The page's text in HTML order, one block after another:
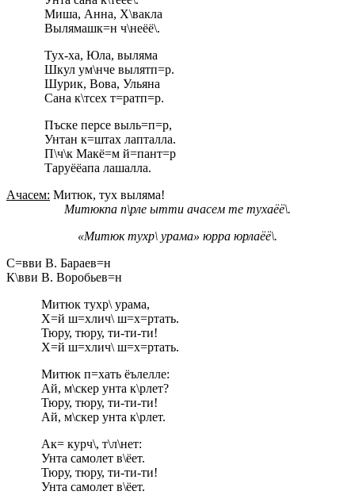
Миша, Анна, Х\вакла
Вылямашк=н ч\неёё\.
Тух-ха, Юла, выляма
Шкул ум\нче вылятп=р.
Шурик, Вова, Ульяна
Сана к\тсех т=ратп=р.
Пъске персе выль=п=р,
Унтан к=штах лапталла.
П\ч\к Макё=м й=пант=р
Таруёёапа лашалла.
Ачасем: Митюк, тух выляма!
Митюкпа п\рле ытти ачасем те тухаёё\.
«Митюк тухр\ урама» юрра юрлаёё\.
С=вви В. Бараев=н
К\вви В. Воробьев=н
Митюк тухр\ урама,
Х=й ш=хлич\ ш=х=ртать.
Тюру, тюру, ти-ти-ти!
Х=й ш=хлич\ ш=х=ртать.
Митюк п=хать ёълелле:
Ай, м\скер унта к\рлет?
Тюру, тюру, ти-ти-ти!
Ай, м\скер унта к\рлет.
Ак= курч\, т\л\нет:
Унта самолет в\ёет.
Тюру, тюру, ти-ти-ти!
Унта самолет в\ёет.